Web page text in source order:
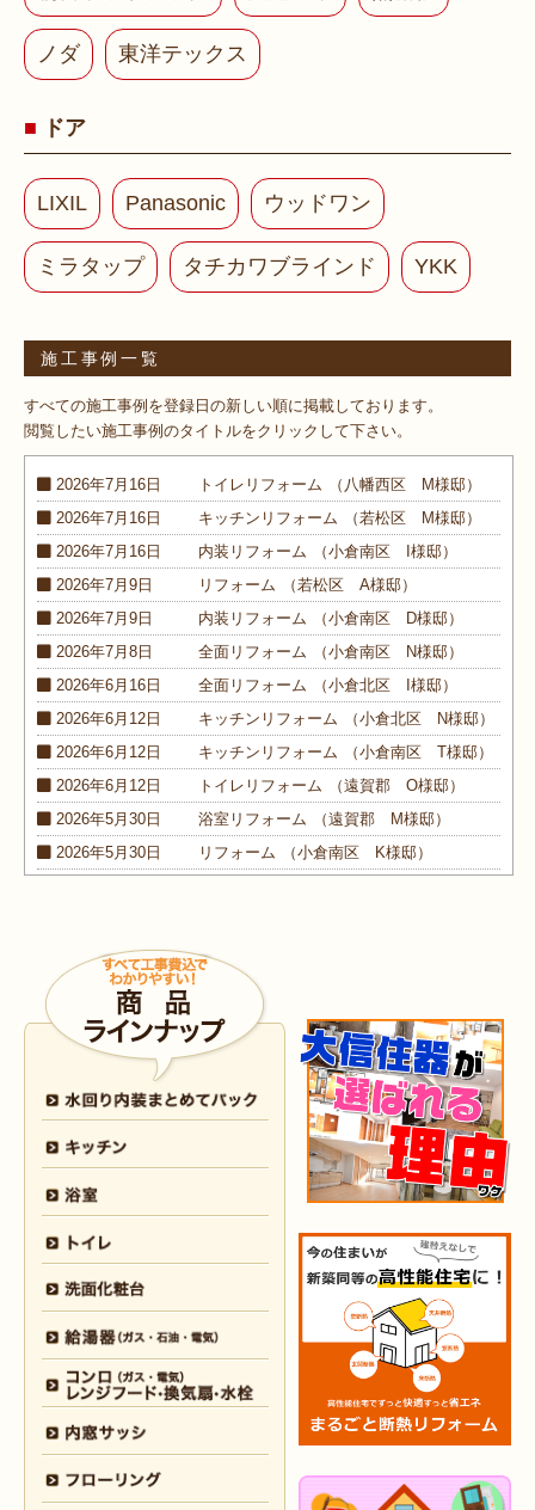
ノダ 東洋テックス
ドア
LIXIL Panasonic ウッドワン
ミラタップ タチカワブラインド YKK
施工事例一覧
すべての施工事例を登録日の新しい順に掲載しております。
閲覧したい施工事例のタイトルをクリックして下さい。
2026年7月16日 トイレ リフォーム
（八幡西区 M様邸）
2026年7月16日
キッチン リフォーム
（若松区 M様邸）
2026年7月16日
内装 リフォーム
（小倉南区 I様邸）
2026年7月9日
リフォーム
（若松区 A様邸）
2026年7月9日
内装 リフォーム
（小倉南区 D様邸）
2026年7月8日
全面 リフォーム
（小倉南区 N様邸）
2026年6月16日
全面 リフォーム
（小倉北区 I様邸）
2026年6月12日
キッチン リフォーム
（小倉北区 N様邸）
2026年6月12日
キッチン リフォーム
（小倉南区 T様邸）
2026年6月12日
トイレ リフォーム
（遠賀郡 O様邸）
2026年5月30日
浴室 リフォーム
（遠賀郡 M様邸）
2026年5月30日
リフォーム
（小倉南区 K様邸）
2026年4月6日
浴室 リフォーム
2026年4月6日
リフォーム
2026年3月25日
内装リフォーム （小倉北区 I様邸）
2026年3月12日
リフォーム （小倉北区 S様邸）
2026年3月12日
浴室 リフォーム
（八幡東区 N様邸）
2026年3月5日
（八幡西区 T様邸）
リフォーム （戸畑区 T様邸）
2026年3月2日
浴室リフォーム
2026年2月23日
リフォーム （小倉南区 Y様邸）
2026年2月6日
リフォーム （小倉南区 K様邸）
2026年2月5日
浴室リフォーム
（小倉南区 F様邸）
2026年1月31日
浴室 リフォーム （戸畑区 H様邸）
2026年1月31日
（小倉南区 O様邸）
2026年1月29日
内装リフォーム
（門司区 N様邸）
2026年1月26日
リフォーム （八幡西区 M様邸）
2025年12月30日
リフォーム （門司区 S様邸）